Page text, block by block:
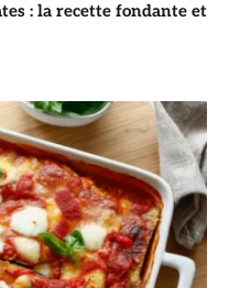
: la recette fondante et